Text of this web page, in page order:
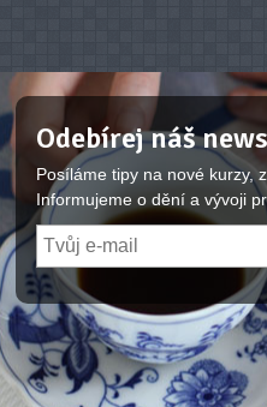
Odebírej náš
Posíláme tipy na nové kurzy,
Informujeme o dění a vývoji